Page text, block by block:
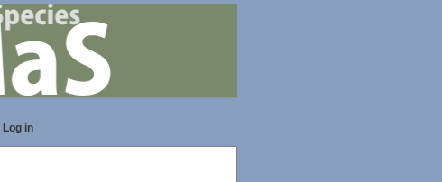
Log in